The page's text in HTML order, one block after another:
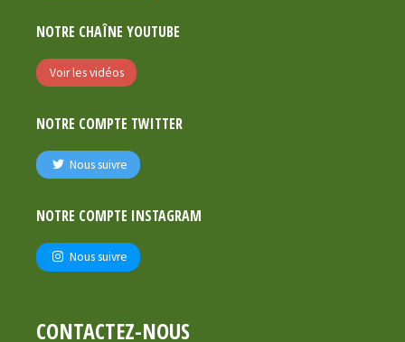
NOTRE CHAÎNE YOUTUBE
Voir les vidéos
NOTRE COMPTE TWITTER
Nous suivre
NOTRE COMPTE INSTAGRAM
Nous suivre
CONTACTEZ-NOUS